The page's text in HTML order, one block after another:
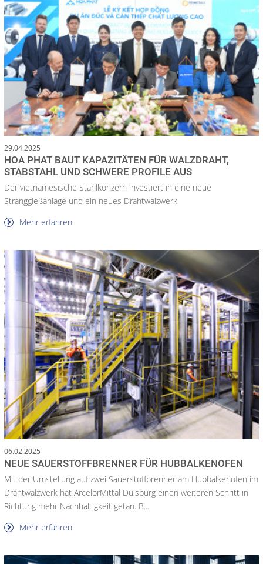
29.04.2025
HOA PHAT BAUT KAPAZITÄTEN FÜR WALZDRAHT,
STABSTAHL UND SCHWERE PROFILE AUS
Der vietnamesische Stahlkonzern investiert in eine neue
Stranggießanlage und ein neues Drahtwalzwerk
Mehr erfahren
06.02.2025
NEUE SAUERSTOFFBRENNER FÜR HUBBALKENOFEN
Mit der Umstellung auf zwei Sauerstoffbrenner am Hubbalkenofen im
Drahtwalzwerk hat ArcelorMittal Duisburg einen weiteren Schritt in
Richtung mehr Nachhaltigkeit getan. B...
Mehr erfahren